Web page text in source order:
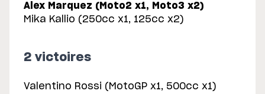
Alex Marquez (Moto2 x1, Moto3 x2)
Mika Kallio (250cc x1, 125cc x2)
2 victoires
Valentino Rossi (MotoGP x1, 500cc x1)